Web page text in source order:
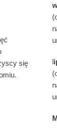
się
l